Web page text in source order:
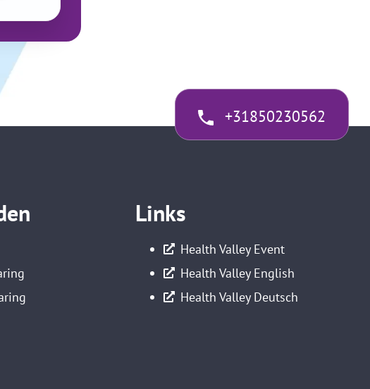
+31850230562
Links
Health Valley Event
Health Valley English
Health Valley Deutsch